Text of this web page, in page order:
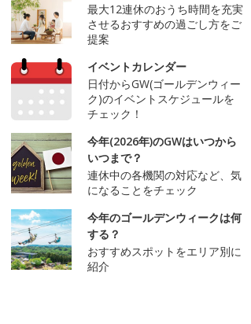
最大12連休のおうち時間を充実
させるおすすめの過ごし方をご
提案
イベントカレンダー
日付からGW(ゴールデンウィー
ク)のイベントスケジュールを
チェック！
今年(2026年)のGWはいつから
いつまで？
連休中の各機関の対応など、気
になることをチェック
今年のゴールデンウィークは何
する？
おすすめスポットをエリア別に
紹介